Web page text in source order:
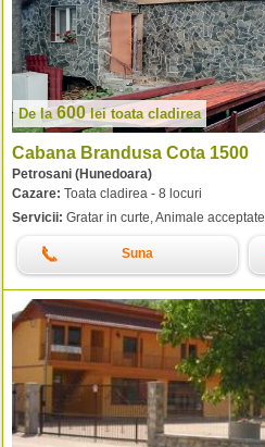
De la 600leitoata cladirea
Cabana Brandusa Cota 1500
Petrosani (Hunedoara)
Cazare: Toata cladirea - 8 locuri
Servicii: Gratar in curte, Animale acceptate
Suna